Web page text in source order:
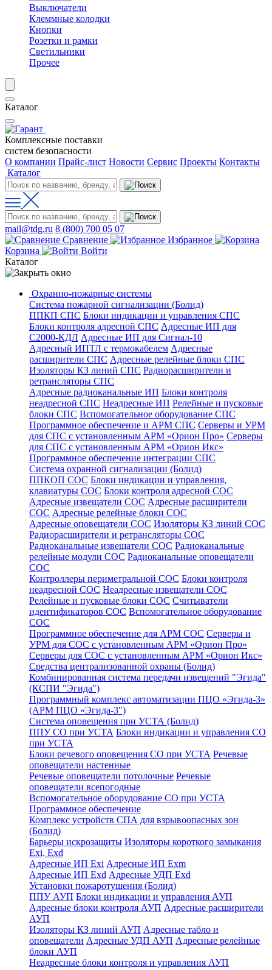
Выключатели
Клеммные колодки
Кнопки
Розетки и рамки
Светильники
Прочее
Каталог
Комплексные поставки
систем безопасности
О компании Прайс-лист Новости Сервис Проекты Контакты
Каталог
mail@tdg.ru 8 (800) 700 05 07
Сравнение
Избранное
Корзина
Войти
Каталог
Охранно-пожарные системы
Система пожарной сигнализации (Болид)
ППКП СПС Блоки индикации и управления СПС
Блоки контроля адресной СПС Адресные ИП для
С2000-КДЛ Адресные ИП для Сигнал-10
Адресный ИПТЛ с термокабелем Адресные
расширители СПС Адресные релейные блоки СПС
Изоляторы КЗ линий СПС Радиорасширители и
ретрансляторы СПС
Адресные радиоканальные ИП Блоки контроля
неадресной СПС Неадресные ИП Релейные и пусковые
блоки СПС Вспомогательное оборудование СПС
Программное обеспечение и АРМ СПС Серверы и УРМ
для СПС с установленным АРМ «Орион Про» Серверы
для СПС с установленным АРМ «Орион Икс»
Программное обеспечение интеграции СПС
Система охранной сигнализации (Болид)
ППКОП СОС Блоки индикации и управления,
клавиатуры СОС Блоки контроля адресной СОС
Адресные извещатели СОС Адресные расширители
СОС Адресные релейные блоки СОС
Адресные оповещатели СОС Изоляторы КЗ линий СОС
Радиорасширители и ретрансляторы СОС
Радиоканальные извещатели СОС Радиоканальные
релейные модули СОС Радиоканальные оповещатели
СОС
Контроллеры периметральной СОС Блоки контроля
неадресной СОС Неадресные извещатели СОС
Релейные и пусковые блоки СОС Считыватели
идентификаторов СОС Вспомогательное оборудование
СОС
Программное обеспечение для АРМ СОС Серверы и
УРМ для СОС с установленным АРМ «Орион Про»
Серверы для СОС с установленным АРМ «Орион Икс»
Средства централизованной охраны (Болид)
Комбинированная система передачи извещений "Эгида"
(КСПИ "Эгида")
Программный комплекс автоматизации ПЦО «Эгида-3»
(АРМ ПЦО «Эгида-3")
Система оповещения при УСТА (Болид)
ППУ СО при УСТА Блоки индикации и управления СО
при УСТА
Блоки речевого оповещения СО при УСТА Речевые
оповещатели настенные
Речевые оповещатели потолочные Речевые
оповещатели всепогодные
Вспомогательное оборудование СО при УСТА
Программное обеспечение
Комплекс устройств СПА для взрывоопасных зон
(Болид)
Барьеры искрозащиты Изоляторы короткого замыкания
Exi, Exd
Адресные ИП Exi Адресные ИП Exm
Адресные ИП Exd Адресные УДП Exd
Установки пожаротушения (Болид)
ППУ АУП Блоки индикации и управления АУП
Адресные блоки контроля АУП Адресные расширители
АУП
Изоляторы КЗ линий АУП Адресные табло и
оповещатели Адресные УДП АУП Адресные релейные
блоки АУП
Неадресные блоки контроля и управления АУП